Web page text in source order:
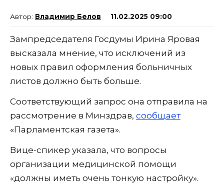
Владимир Белов 11.02.2025 09:00
Зампредседателя Госдумы Ирина Яровая
высказала мнение, что исключений из
новых правил оформления больничных
листов должно быть больше.
Соответствующий запрос она отправила на
рассмотрение в Минздрав, сообщает
«Парламентская газета».
Вице-спикер указала, что вопросы
организации медицинской помощи
«должны иметь очень тонкую настройку».